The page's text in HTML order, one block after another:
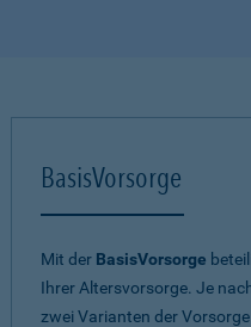
BasisVorsorge
Mit der BasisVorsorge
Ihrer Altersvorsorge. Je
zwei Varianten der